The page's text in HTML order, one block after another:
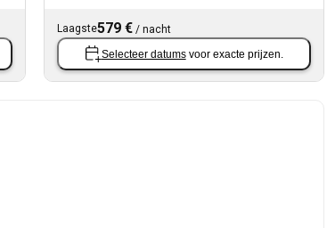
Laagste579 € /nacht
Selecteer datums voor exacte prijzen.